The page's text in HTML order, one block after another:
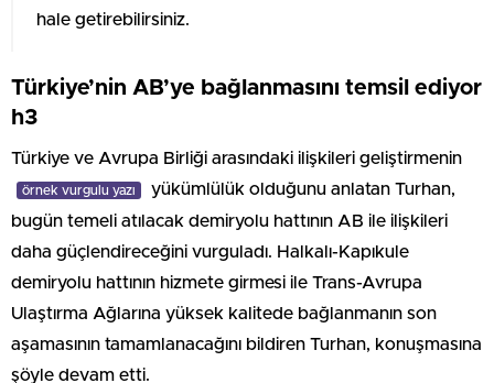
hale getirebilirsiniz.
Türkiye’nin AB’ye bağlanmasını temsil ediyor
h3
Türkiye ve Avrupa Birliği arasındaki ilişkileri geliştirmenin
örnek vurgulu yazı
yükümlülük olduğunu anlatan Turhan,
bugün temeli atılacak demiryolu hattının AB ile ilişkileri
daha güçlendireceğini vurguladı. Halkalı-Kapıkule
demiryolu hattının hizmete girmesi ile Trans-Avrupa
Ulaştırma Ağlarına yüksek kalitede bağlanmanın son
aşamasının tamamlanacağını bildiren Turhan, konuşmasına
şöyle devam etti.